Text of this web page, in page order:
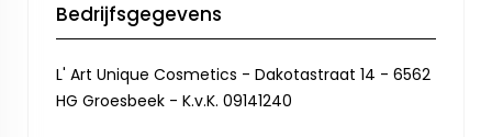
Bedrijfsgegevens
L' Art Unique Cosmetics - Dakotastraat 14 - 6562
HG Groesbeek - K.v.K. 09141240